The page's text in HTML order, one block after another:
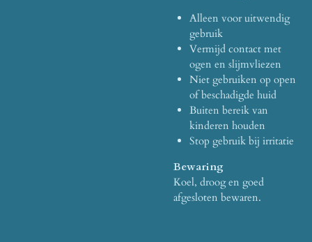
Alleen voor uitwendig
gebruik
Vermijd contact met
ogen en slijmvliezen
Niet gebruiken op open
of beschadigde huid
Buiten bereik van
kinderen houden
Stop gebruik bij irritatie
Bewaring
Koel, droog en goed
afgesloten bewaren.